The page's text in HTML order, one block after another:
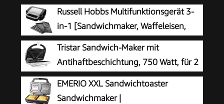
Russell Hobbs Multifunktionsgerät 3-
in-1 [Sandwichmaker, Waffeleisen,
Kontaktgrill] Creations
(spülmaschinengeeignete, antihaftbeschichtete
& extra tiefe Platten, BPA frei) 26810-56
Tristar Sandwich-Maker mit
Antihaftbeschichtung, 750 Watt, für 2
Sandwichtoasts pro Vorgang, SA-
3052, weiß
EMERIO XXL Sandwichtoaster
Sandwichmaker |